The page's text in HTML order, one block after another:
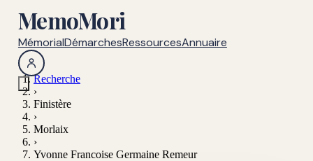
MemoMori
MémorialDémarchesRessourcesAnnuaire
Recherche
›
Finistère
›
Morlaix
›
Yvonne Francoise Germaine Remeur